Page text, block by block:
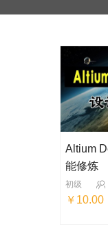
Altium
能修炼
初级
￥10.00